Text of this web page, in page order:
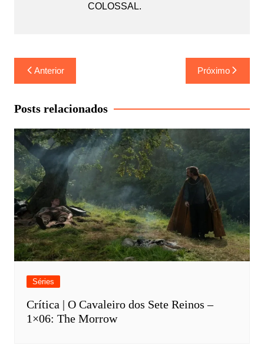
COLOSSAL.
Navegação
de
Post
Anterior Próximo
Posts relacionados
Séries
Crítica | O Cavaleiro dos Sete Reinos –
1×06: The Morrow